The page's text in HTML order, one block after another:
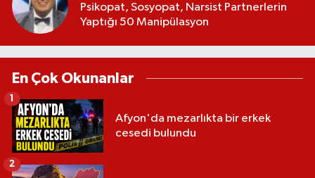
Psikopat, Sosyopat, Narsist Partnerlerin
Yaptığı 50 Manipülasyon
En Çok Okunanlar
Afyon'da mezarlıkta bir erkek
cesedi bulundu
1
2